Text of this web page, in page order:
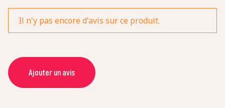
Il n'y pas encore d'avis sur ce produit.
Ajouter un avis
NOM *